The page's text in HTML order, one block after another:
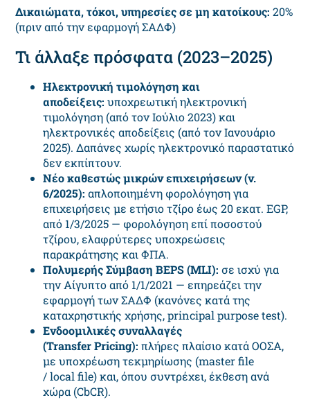
Δικαιώματα, τόκοι, υπηρεσίες σε μη κατοίκους:20%
(πριν από την εφαρμογή ΣΑΔΦ)
Τι άλλαξε πρόσφατα (2023–2025)
Ηλεκτρονική τιμολόγηση και
αποδείξεις:υποχρεωτική ηλεκτρονική
τιμολόγηση (από τον Ιούλιο 2023) και
ηλεκτρονικές αποδείξεις (από τον Ιανουάριο
2025). Δαπάνες χωρίς ηλεκτρονικό παραστατικό
δεν εκπίπτουν.
Νέο καθεστώς μικρών επιχειρήσεων (ν.
6/2025):απλοποιημένη φορολόγηση για
επιχειρήσεις με ετήσιο τζίρο έως 20 εκατ. EGP,
από 1/3/2025 — φορολόγηση επί ποσοστού
τζίρου, ελαφρύτερες υποχρεώσεις
παρακράτησης και ΦΠΑ.
Πολυμερής ΣύμβασηBEPS(MLI):σε ισχύ για
την Αίγυπτο από 1/1/2021 — επηρεάζει την
εφαρμογή των ΣΑΔΦ (κανόνες κατά της
καταχρηστικής χρήσης, principal purpose test).
Ενδοομιλικές συναλλαγές
(Transfer Pricing):πλήρες πλαίσιο κατά ΟΟΣΑ,
με υποχρέωση τεκμηρίωσης (master file
/ local file) και, όπου συντρέχει, έκθεση ανά
χώρα (CbCR).